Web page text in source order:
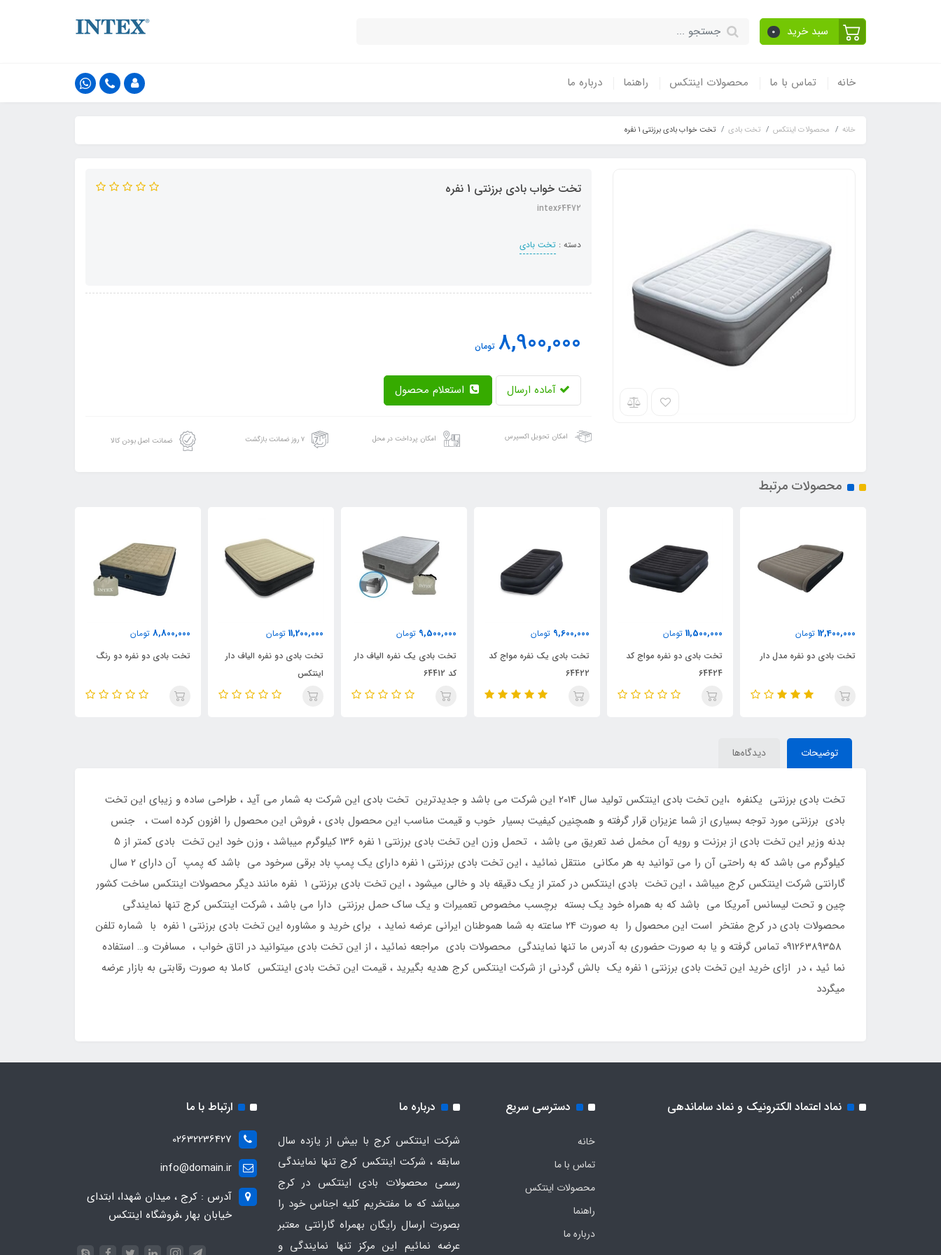
سبد خرید 0
خانه تماس با ما محصولات اینتکس راهنما درباره ما
خانه محصولات اینتکس تخت بادی تخت خواب بادی برزنتی 1 نفره
تخت خواب بادی برزنتی 1 نفره
intex64472
دسته : تخت بادی
8,900,000 تومان
آماده ارسال
امکان تحویل اکسپرس امکان پرداخت در محل ۷ روز ضمانت بازگشت ضمانت اصل بودن کالا
محصولات مرتبط
11,500,000 تومان
تخت بادی دو نفره مواج کد
9,600,000 تومان
تخت بادی یک نفره مواج کد
64422
9,500,000
تخت بادی یک نفره الیاف دار
کد 64412
11,200,000 تومان
تخت بادی دو نفره الیاف دار
اینتکس
8,800,000
تخت بادی دو نفره دو رنگ
11,400,000 تومان
تخت خواب دو نفره اینتکس
توضیحات دیدگاه‌ها
تخت بادی برزنتی یکنفره ،این تخت بادی اینتکس تولید سال 2014 این شرکت می باشد و جدیدترین تخت بادی این شرکت به شمار می آید ، طراحی ساده و زیبای این تخت
بادی برزنتی مورد توجه بسیاری از شما عزیزان قرار گرفته و همچنین کیفیت بسیار خوب و قیمت مناسب این محصول بادی ، فروش این محصول را افزون کرده است ، جنس
بدنه وزیر این تخت بادی از برزنت و رویه آن مخمل ضد تعریق می باشد ، تحمل وزن این تخت بادی برزنتی 1 نفره 136 کیلوگرم میباشد ، وزن خود این تخت بادی کمتر از 5
کیلوگرم می باشد که به راحتی آن را می توانید به هر مکانی منتقل نمائید ، این تخت بادی برزنتی 1 نفره دارای یک پمپ باد برقی سرخود می باشد که پمپ آن دارای 2 سال
گارانتی شرکت اینتکس کرج میباشد ، این تخت بادی اینتکس در کمتر از یک دقیقه باد و خالی میشود ، این تخت بادی برزنتی 1 نفره مانند دیگر محصولات اینتکس ساخت کشور
چین و تحت لیسانس آمریکا می باشد که به همراه خود یک بسته برچسب مخصوص تعمیرات و یک ساک حمل برزنتی دارا می باشد ، شرکت اینتکس کرج تنها نمایندگی
محصولات بادی در کرج مفتخر است این محصول را به صورت 24 ساعته به شما هموطنان ایرانی عرضه نماید ، برای خرید و مشاوره این تخت بادی برزنتی 1 نفره با شماره تلفن
09126389358 تماس گرفته و یا به صورت حضوری به آدرس ما تنها نمایندگی محصولات بادی مراجعه نمائید ، از این تخت بادی میتوانید در اتاق خواب ، مسافرت و… استفاده
نما ئید ، در ازای خرید این تخت بادی برزنتی 1 نفره یک بالش گردنی از شرکت اینتکس کرج هدیه بگیرید ، قیمت این تخت بادی اینتکس کاملا به صورت رقابتی به بازار عرضه
میگردد
نماد اعتماد الکترونیک و نماد ساماندهی دسترسی سریع
خانه
تماس با ما
محصولات اینتکس
راهنما
درباره ما
درباره ما
شرکت اینتکس کرج با بیش از یازده سال
سابقه ، شرکت اینتکس کرج تنها نمایندگی
رسمی محصولات بادی اینتکس در کرج
میباشد که ما مفتخریم کلیه اجناس خود را
بصورت ارسال رایگان بهمراه گارانتی معتبر
عرضه نمائیم این مرکز تنها نمایندگی و
ارتباط با ما
02632236427
info@domain.ir
آدرس : کرج ، میدان شهدا، ابتدای
خیابان بهار ،فروشگاه اینتکس